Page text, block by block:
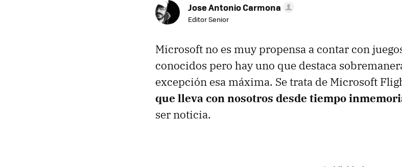
Jose Antonio Carmona
Editor Senior
Microsoft no es muy propensa a contar con
conocidos pero hay uno que destaca
excepción esa máxima. Se trata de Microsoft
que lleva con nosotros desde tiempo
ser noticia.